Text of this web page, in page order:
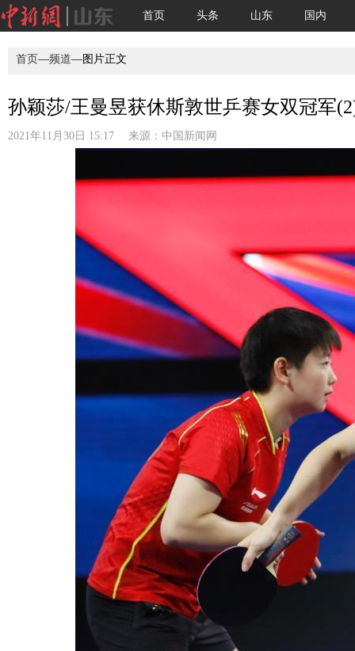
首页 头条 山东 国内
首页—频道—图片正文
孙颖莎/王曼昱获休斯敦世乒赛女双冠军
2021年11月30日 15:17 来源： 中国新闻网